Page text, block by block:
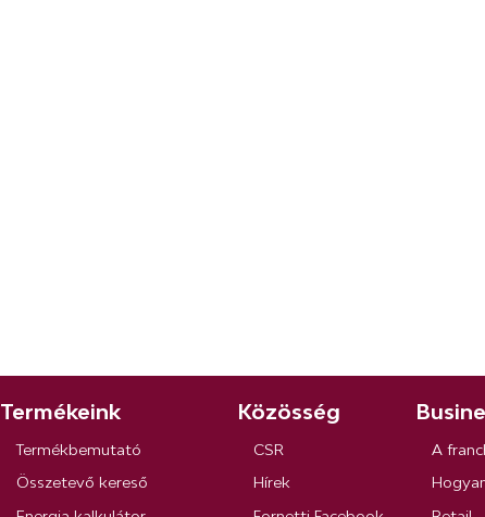
Termékeink
Termékbemutató
Összetevő kereső
Közösség
CSR
Hírek
A